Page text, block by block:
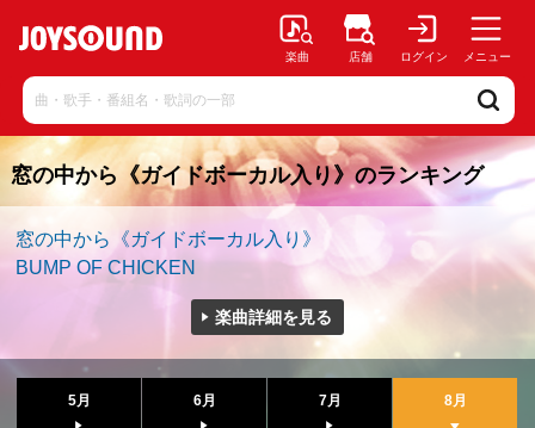
楽曲 店舗 ログイン メニュー
窓の中から《ガイドボーカル入り》のランキング
窓の中から《ガイドボーカル入り》
BUMP OF CHICKEN
楽曲詳細を見る
5月 6月 7月 8月